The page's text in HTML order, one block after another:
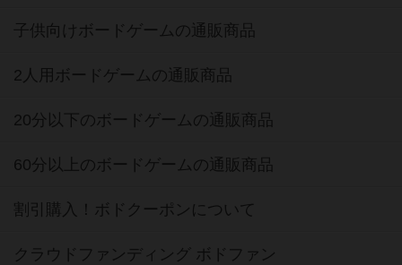
子供向けボードゲームの通販商品
2人用ボードゲームの通販商品
20分以下のボードゲームの通販商品
60分以上のボードゲームの通販商品
割引購入！ボドクーポンについて
クラウドファンディング ボドファン